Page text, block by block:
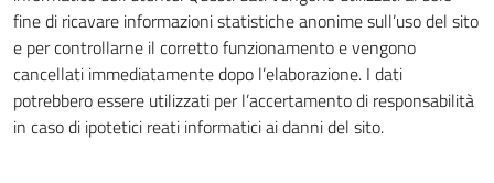
fine di ricavare informazioni statistiche anonime sull’uso del sito
e per controllarne il corretto funzionamento e vengono
cancellati immediatamente dopo l’elaborazione. I dati
potrebbero essere utilizzati per l’accertamento di responsabilità
in caso di ipotetici reati informatici ai danni del sito.